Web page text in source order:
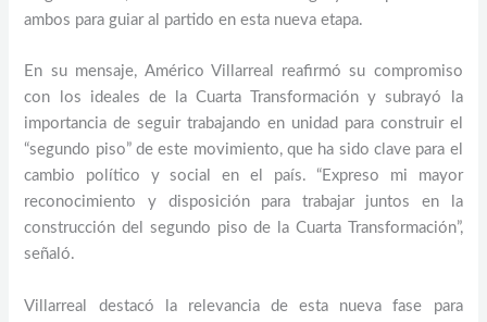
ambos para guiar al partido en esta nueva etapa.
En su mensaje, Américo Villarreal reafirmó su compromiso
con los ideales de la Cuarta Transformación y subrayó la
importancia de seguir trabajando en unidad para construir el
“segundo piso” de este movimiento, que ha sido clave para el
cambio político y social en el país. “Expreso mi mayor
reconocimiento y disposición para trabajar juntos en la
construcción del segundo piso de la Cuarta Transformación”,
señaló.
Villarreal destacó la relevancia de esta nueva fase para